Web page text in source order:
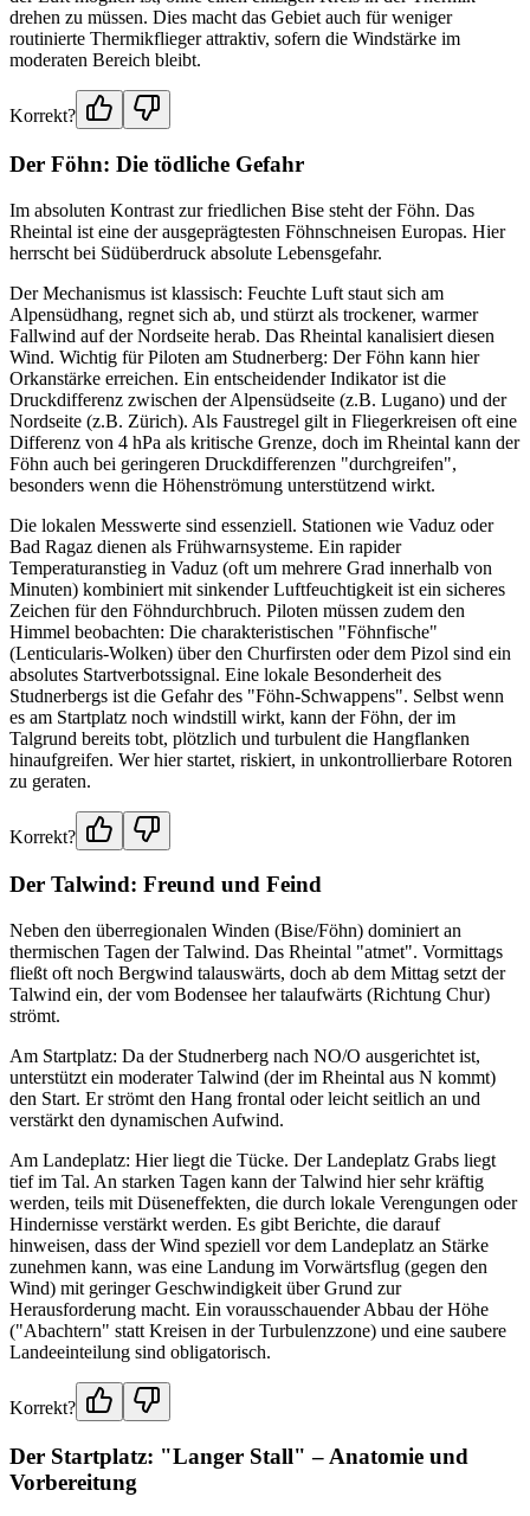
drehen zu müssen. Dies macht das Gebiet auch für weniger
routinierte Thermikflieger attraktiv, sofern die Windstärke im
moderaten Bereich bleibt.
Korrekt?
Der Föhn: Die tödliche Gefahr
Im absoluten Kontrast zur friedlichen Bise steht der Föhn. Das
Rheintal ist eine der ausgeprägtesten Föhnschneisen Europas. Hier
herrscht bei Südüberdruck absolute Lebensgefahr.
Der Mechanismus ist klassisch: Feuchte Luft staut sich am
Alpensüdhang, regnet sich ab, und stürzt als trockener, warmer
Fallwind auf der Nordseite herab. Das Rheintal kanalisiert diesen
Wind. Wichtig für Piloten am Studnerberg: Der Föhn kann hier
Orkanstärke erreichen. Ein entscheidender Indikator ist die
Druckdifferenz zwischen der Alpensüdseite (z.B. Lugano) und der
Nordseite (z.B. Zürich). Als Faustregel gilt in Fliegerkreisen oft eine
Differenz von 4 hPa als kritische Grenze, doch im Rheintal kann der
Föhn auch bei geringeren Druckdifferenzen "durchgreifen",
besonders wenn die Höhenströmung unterstützend wirkt.
Die lokalen Messwerte sind essenziell. Stationen wie Vaduz oder
Bad Ragaz dienen als Frühwarnsysteme. Ein rapider
Temperaturanstieg in Vaduz (oft um mehrere Grad innerhalb von
Minuten) kombiniert mit sinkender Luftfeuchtigkeit ist ein sicheres
Zeichen für den Föhndurchbruch. Piloten müssen zudem den
Himmel beobachten: Die charakteristischen "Föhnfische"
(Lenticularis-Wolken) über den Churfirsten oder dem Pizol sind ein
absolutes Startverbotssignal. Eine lokale Besonderheit des
Studnerbergs ist die Gefahr des "Föhn-Schwappens". Selbst wenn
es am Startplatz noch windstill wirkt, kann der Föhn, der im
Talgrund bereits tobt, plötzlich und turbulent die Hangflanken
hinaufgreifen. Wer hier startet, riskiert, in unkontrollierbare Rotoren
zu geraten.
Korrekt?
Der Talwind: Freund und Feind
Neben den überregionalen Winden (Bise/Föhn) dominiert an
thermischen Tagen der Talwind. Das Rheintal "atmet". Vormittags
fließt oft noch Bergwind talauswärts, doch ab dem Mittag setzt der
Talwind ein, der vom Bodensee her talaufwärts (Richtung Chur)
strömt.
Am Startplatz: Da der Studnerberg nach NO/O ausgerichtet ist,
unterstützt ein moderater Talwind (der im Rheintal aus N kommt)
den Start. Er strömt den Hang frontal oder leicht seitlich an und
verstärkt den dynamischen Aufwind.
Am Landeplatz: Hier liegt die Tücke. Der Landeplatz Grabs liegt
tief im Tal. An starken Tagen kann der Talwind hier sehr kräftig
werden, teils mit Düseneffekten, die durch lokale Verengungen oder
Hindernisse verstärkt werden. Es gibt Berichte, die darauf
hinweisen, dass der Wind speziell vor dem Landeplatz an Stärke
zunehmen kann, was eine Landung im Vorwärtsflug (gegen den
Wind) mit geringer Geschwindigkeit über Grund zur
Herausforderung macht. Ein vorausschauender Abbau der Höhe
("Abachtern" statt Kreisen in der Turbulenzzone) und eine saubere
Landeeinteilung sind obligatorisch.
Korrekt?
Der Startplatz: "Langer Stall" – Anatomie und
Vorbereitung